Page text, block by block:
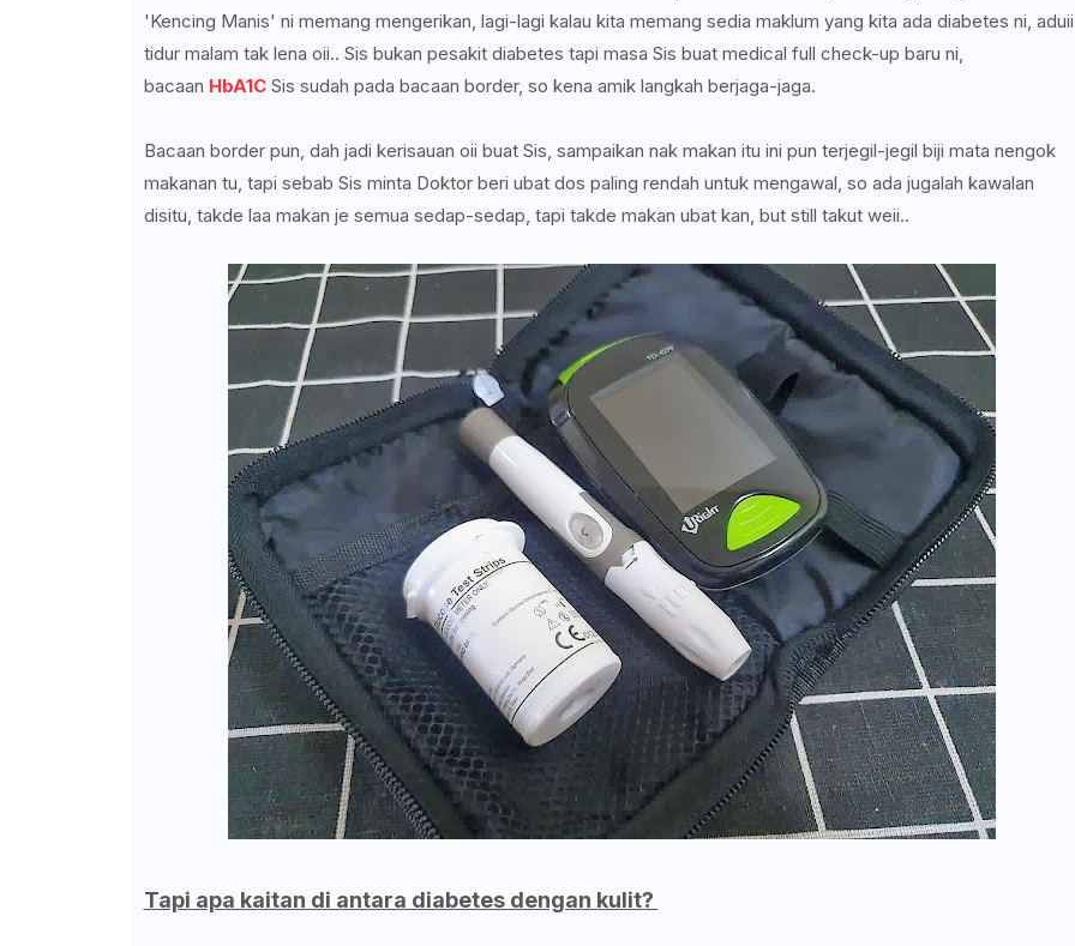
'Kencing Manis' ni memang mengerikan, lagi-lagi kalau kita memang sedia maklum yang kita ada diabetes ni, aduii
tidur malam tak lena oii.. Sis bukan pesakit diabetes tapi masa Sis buat medical full check-up baru ni,
bacaan HbA1CSis sudah pada bacaan border, so kena amik langkah berjaga-jaga.
Bacaan border pun, dah jadi kerisauan oii buat Sis, sampaikan nak makan itu ini pun terjegil-jegil biji mata nengok
makanan tu, tapi sebab Sis minta Doktor beri ubat dos paling rendah untuk mengawal, so ada jugalah kawalan
disitu, takde laa makan je semua sedap-sedap, tapi takde makan ubat kan, but still takut weii..
Tapi apa kaitan di antara diabetes dengan kulit?